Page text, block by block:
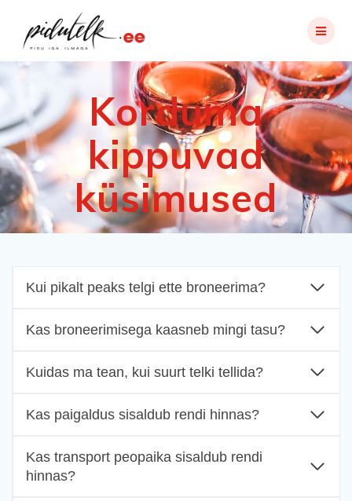
Korduma
kippuvad
küsimused
Kui pikalt peaks telgi ette broneerima?
Kas broneerimisega kaasneb mingi tasu?
Kuidas ma tean, kui suurt telki tellida?
Kas paigaldus sisaldub rendi hinnas?
Kas transport peopaika sisaldub rendi
hinnas?